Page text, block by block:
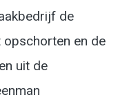
de
en de
uit de